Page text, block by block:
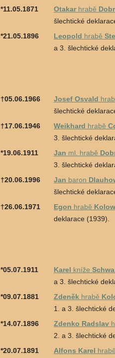
*11.05.1871 Otakarhrabě
šlechtické
*21.05.1896
Leopold hrabě
a 3. šlechtické
†05.06.1966 Josef Osvald
šlechtické
†17.06.1946
Weikhard hrabě
3. šlechtické
*19.06.1911
Jan ml. hrabě
3. šlechtické
†20.06.1996
Jan baron
šlechtické
†26.06.1971
Egon hrabě
deklarace (1939).
*05.07.1911 Karel kníže
a 3. šlechtické
*09.07.1881
Zdeněk hrabě
1. a 3. šlechtické
*14.07.1896
Zdenko Radslav
2. a 3. šlechtické
*20.07.1891
Alfons Karel